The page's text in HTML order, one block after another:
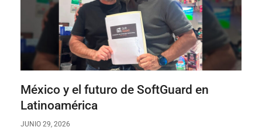
México y el futuro de SoftGuard en
Latinoamérica
JUNIO 29, 2026